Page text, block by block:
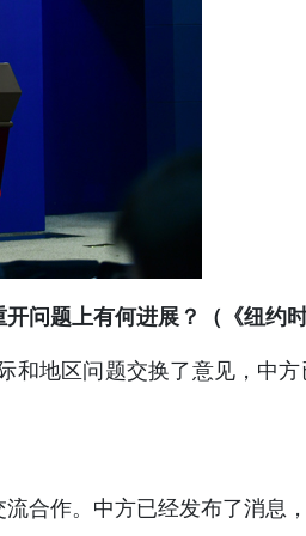
问题上有何进展？（《纽约时
和地区问题交换了意见，中
合作。中方已经发布了消息，